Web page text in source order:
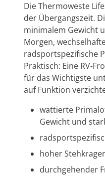
Die Thermoweste
der Übergangszeit.
minimalem Gewicht
Morgen,
radsportspezifische
Praktisch: Eine RV-
für das Wichtigste
auf Funktion
wattierte
Gewicht und
hoher
durchgehender